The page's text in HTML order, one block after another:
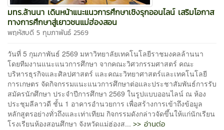
มทร.ล้านนา เดินหน้าแนะแนวการศึกษาเชิงรุกออนไลน์ เสริมโอกาส
ทางการศึกษาสู่เยาวชนแม่ฮ่องสอน
พฤหัสบดี 5 กุมภาพันธ์ 2569
วันที่ 5 กุมภาพันธ์ 2569 มหาวิทยาลัยเทคโนโลยีราชมงคลล้านนา
โดยทีมงานแนะแนวการศึกษา จากคณะวิศวกรรมศาสตร์ คณะ
บริหารธุรกิจและศิลปศาสตร์ และคณะวิทยาศาสตร์และเทคโนโลยี
การเกษตร จัดกิจกรรมแนะแนวการศึกษาต่อและประชาสัมพันธ์การรับ
สมัครนักศึกษา ประจำปีการศึกษา 2569 ในรูปแบบออนไลน์ ณ ห้อง
ประชุมลีลาวดี ชั้น 1 อาคารอำนวยการ เพื่อสร้างการเข้าถึงข้อมูล
หลักสูตรอย่างทั่วถึงและเท่าเทียม กิจกรรมดังกล่าวจัดขึ้นให้แก่นักเรียน
โรงเรียนห้องสอนศึกษา จังหวัดแม่ฮ่องส... >> อ่านต่อ